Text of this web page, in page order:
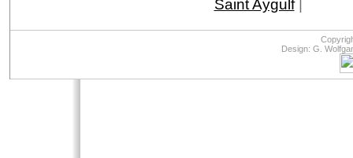
Saint Aygulf|
Design: G.